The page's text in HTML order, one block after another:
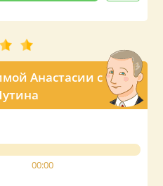
Анастасии с
00:00